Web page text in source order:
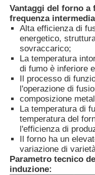
Forno di
fornace di tempera
Forno ad arco al
fornace inferiore
Fornace ad alta
Caldaia industriale
Vantaggi del forno a
frequenza
Alta efficienza di
energetico,
sovraccarico;
La temperatura
di fumo è inferiore
Il processo di
l'operazione di
composizione
La temperatura di
temperatura del
l'efficienza di
Il forno ha un
variazione di
Parametro tecnico
induzione: